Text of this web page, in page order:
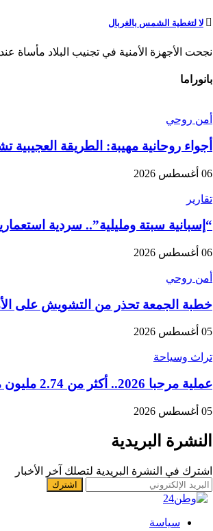
لا لتغطية الشمس بالغربال
نجحت الأجهزة الأمنية في تجنيب البلاد مأساة
بانوراما
أمن روحي
أجواء روحانية مهيبة: الطريقة
06 أغسطس 2026
تقارير
“إسبانية سبتة ومليلية”.. سردية
06 أغسطس 2026
أمن روحي
خطبة الجمعة تحذر من التشويش على
05 أغسطس 2026
تراث وسياحة
عملية مرحبا 2026.. أكثر من 2.74 مليون من مغاربة العالم دخلوا المملكة
05 أغسطس 2026
النشرة البريدية
اشترك في النشرة البريدية لتصلك آخر الأخبار
سياسة